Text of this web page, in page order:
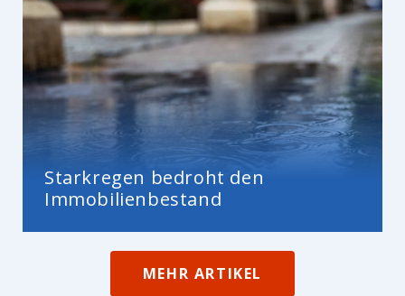
Starkregen bedroht den
Immobilienbestand
MEHR ARTIKEL